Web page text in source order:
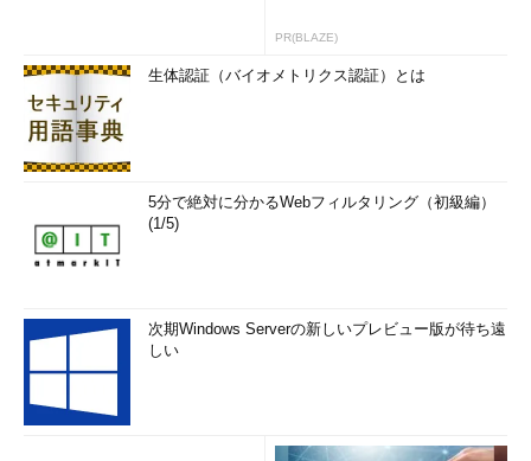
PR(BLAZE)
生体認証（バイオメトリクス認証）とは
5分で絶対に分かるWebフィルタリング（初級編）
(1/5)
次期Windows Serverの新しいプレビュー版が待ち遠
しい